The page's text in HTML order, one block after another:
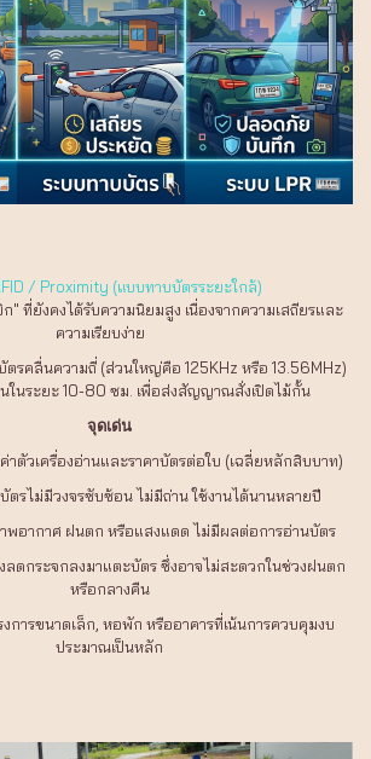
/ Proximity (แบบทาบบัตรระยะใกล้)
" ที่ยังคงได้รับความนิยมสูง เนื่องจากความเสถียรและ
ความเรียบง่าย
ตรคลื่นความถี่ (ส่วนใหญ่คือ 125KHz หรือ 13.56MHz)
นในระยะ 10-80 ซม. เพื่อส่งสัญญาณสั่งเปิดไม้กั้น
จุดเด่น
ตัวเครื่องอ่านและราคาบัตรต่อใบ (เฉลี่ยหลักสิบบาท)
ตรไม่มีวงจรซับซ้อน ไม่มีถ่าน ใช้งานได้นานหลายปี
พอากาศ ฝนตก หรือแสงแดด ไม่มีผลต่อการอ่านบัตร
ดกระจกลงมาแตะบัตร ซึ่งอาจไม่สะดวกในช่วงฝนตก
หรือกลางคืน
งการขนาดเล็ก, หอพัก หรืออาคารที่เน้นการควบคุมงบ
ประมาณเป็นหลัก